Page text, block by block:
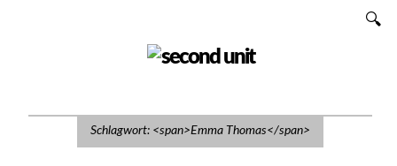
Schlagwort: <span>Emma Thomas</span>